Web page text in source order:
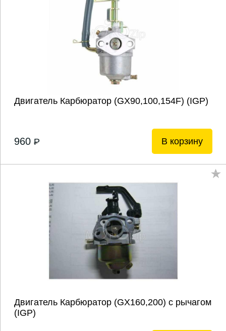
Двигатель Карбюратор (GХ90,100,154F) (IGP)
960 P В корзину
Двигатель Карбюратор (GХ160,200) с рычагом
(IGP)